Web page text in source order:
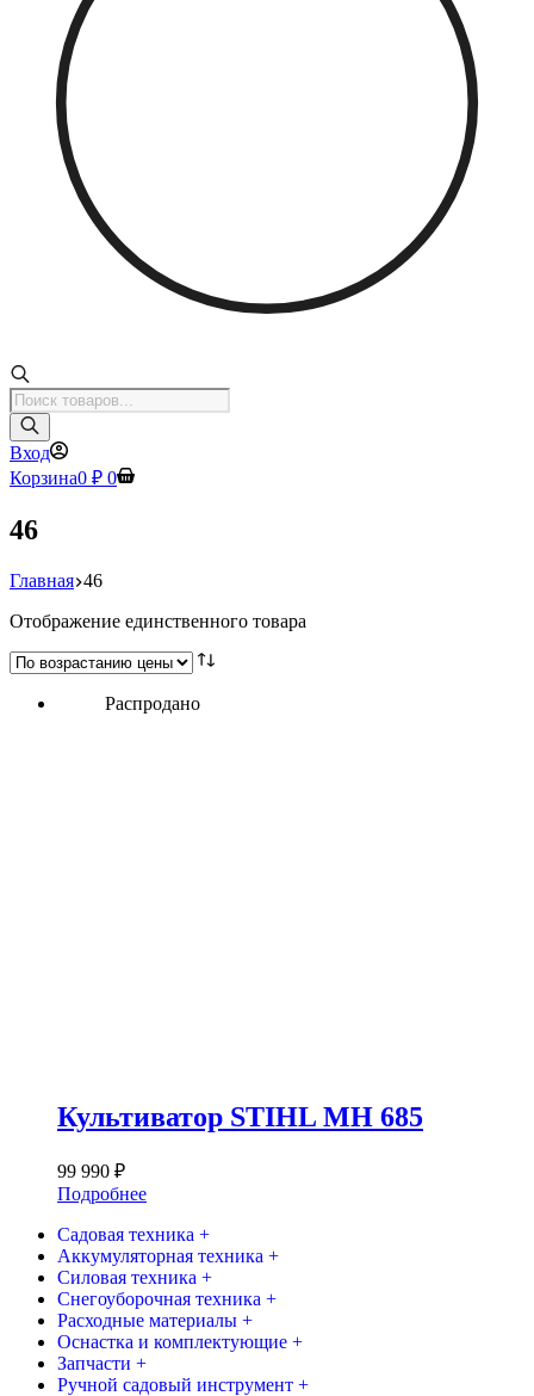
Поиск
товаров
Вход
Корзина0 ₽ 0
46
Главная 46
Отображение единственного товара
Распродано
Культиватор STIHL MH 685
99 990 ₽
Подробнее
Садовая техника +
Аккумуляторная техника +
Силовая техника +
Снегоуборочная техника +
Расходные материалы +
Оснастка и комплектующие +
Запчасти +
Ручной садовый инструмент +